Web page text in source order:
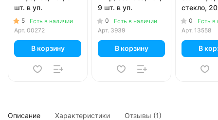
шт. в уп.
5
Есть в наличии
Арт. 00272
В корзину
9 шт. в уп.
0
Есть в наличии
Арт. 3939
В корзину
стекло,
0
Есть в
Арт. 13558
В
Описание Характеристики Отзывы (1)